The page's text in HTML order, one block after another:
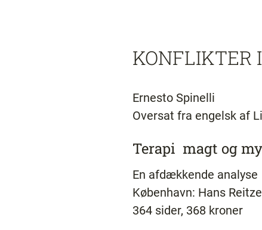
KONFLIKTER
Ernesto Spinelli
Oversat fra engelsk af
Terapi ­ magt og
En afdækkende analyse
København: Hans
364 sider, 368 kroner